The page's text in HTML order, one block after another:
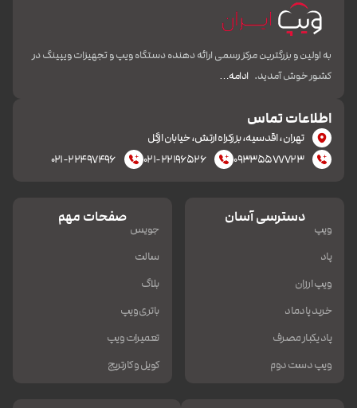
به اولین و بزرگترین مرکز رسمی ارائه دهنده دستگاه ویپ و تجهیزات ویپینگ در
کشور خوش آمدید. ادامه…
اطلاعات تماس
تهران، اقدسیه، بزرکراه ارتش، خیابان ازگل
۰۹۳۳۵۵۷۷۷۲۳
۰۲۱-۲۲۱۹۶۵۲۶ ۰۲۱-۲۲۴۹۷۴۹۶
دسترسی آسان
ویپ
پاد
ویپ ارزان
خرید پادماد
پاد یکبار مصرف
ویپ دست دوم
صفحات مهم
جویس
سالت
بلاگ
باتری ویپ
تعمیرات ویپ
کویل و کارتریج